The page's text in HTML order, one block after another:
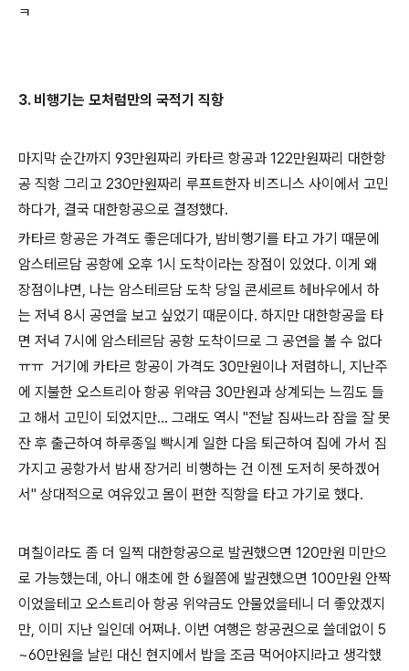
ㅋ
3. 비행기는 모처럼만의 국적기 직항
마지막 순간까지 93만원짜리 카타르 항공과 122만원짜리 대한항
공 직항 그리고 230만원짜리 루프트한자 비즈니스 사이에서 고민
하다가, 결국 대한항공으로 결정했다.
카타르 항공은 가격도 좋은데다가, 밤비행기를 타고 가기 때문에
암스테르담 공항에 오후 1시 도착이라는 장점이 있었다. 이게 왜
장점이냐면, 나는 암스테르담 도착 당일 콘세르트 헤바우에서 하
는 저녁 8시 공연을 보고 싶었기 때문이다. 하지만 대한항공을 타
면 저녁 7시에 암스테르담 공항 도착이므로 그 공연을 볼 수 없다
ㅠㅠ 거기에 카타르 항공이 가격도 30만원이나 저렴하니, 지난주
에 지불한 오스트리아 항공 위약금 30만원과 상계되는 느낌도 들
고 해서 고민이 되었지만... 그래도 역시 "전날 짐싸느라 잠을 잘 못
잔 후 출근하여 하루종일 빡시게 일한 다음 퇴근하여 집에 가서 짐
가지고 공항가서 밤새 장거리 비행하는 건 이젠 도저히 못하겠어
서" 상대적으로 여유있고 몸이 편한 직항을 타고 가기로 했다.
며칠이라도 좀 더 일찍 대한항공으로 발권했으면 120만원 미만으
로 가능했는데, 아니 애초에 한 6월쯤에 발권했으면 100만원 안짝
이었을테고 오스트리아 항공 위약금도 안물었을테니 더 좋았겠지
만, 이미 지난 일인데 어쩌나. 이번 여행은 항공권으로 쓸데없이 5
~60만원을 날린 대신 현지에서 밥을 조금 먹어야지!라고 생각했